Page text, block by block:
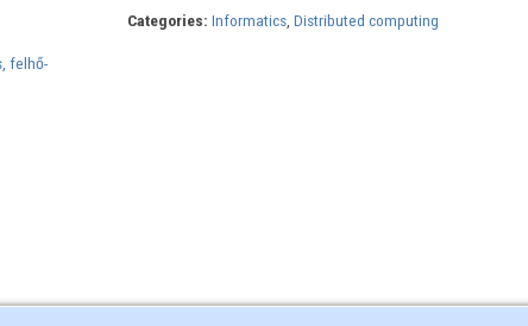
Categories: Informatics,Distributed computing
felhő-